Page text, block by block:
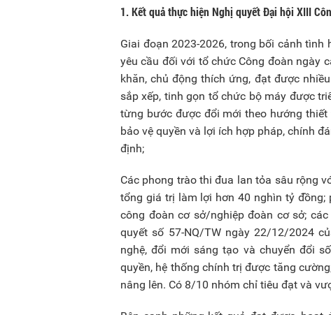
1. Kết quả thực hiện Nghị quyết Đại hội XIII
Giai đoạn 2023-2026, trong bối cảnh
yêu cầu đối với tổ chức Công đoàn ngày
khăn, chủ động thích ứng, đạt được
sắp xếp, tinh gọn tổ chức bộ máy được
từng bước được đổi mới theo hướng
bảo vệ quyền và lợi ích hợp pháp, chính
định;
Các phong trào thi đua lan tỏa sâu rộng
tổng giá trị làm lợi hơn 40 nghìn tỷ đồng;
công đoàn cơ sở/nghiệp đoàn cơ sở;
quyết số 57-NQ/TW ngày 22/12/2024
nghệ, đổi mới sáng tạo và chuyển đổi
quyền, hệ thống chính trị được tăng
nâng lên. Có 8/10 nhóm chỉ tiêu đạt và